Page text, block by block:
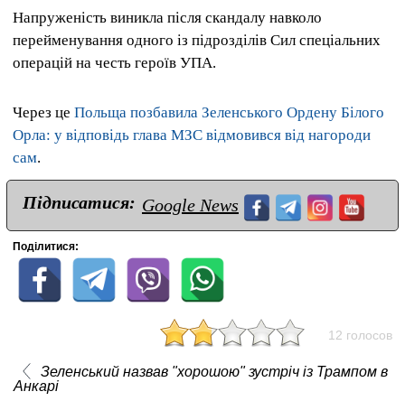
Напруженість виникла після скандалу навколо
перейменування одного із підрозділів Сил спеціальних
операцій на честь героїв УПА.
Через це Польща позбавила Зеленського Ордену Білого
Орла: у відповідь глава МЗС відмовився від нагороди
сам.
Підписатися: Google News
Поділитися:
12 голосов
Зеленський назвав "хорошою" зустріч із Трампом в
Анкарі